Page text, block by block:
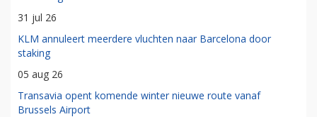
31 jul 26
KLM annuleert meerdere vluchten naar Barcelona door
staking
05 aug 26
Transavia opent komende winter nieuwe route vanaf
Brussels Airport